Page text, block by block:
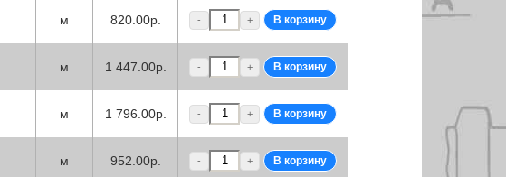
м 820.00р. - +
м 1 447.00р. - +
м 1 796.00р. - +
м 952.00р. - +